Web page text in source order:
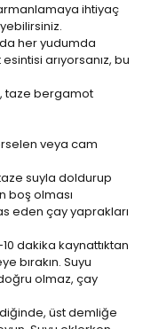
ihtiyaç
her yudumda
arıyorsanız, bu
taze bergamot
veya cam
suyla doldurup
boş olması
eden çay yaprakları
dakika kaynattıktan
bırakın. Suyu
olmaz, çay
üst demliğe